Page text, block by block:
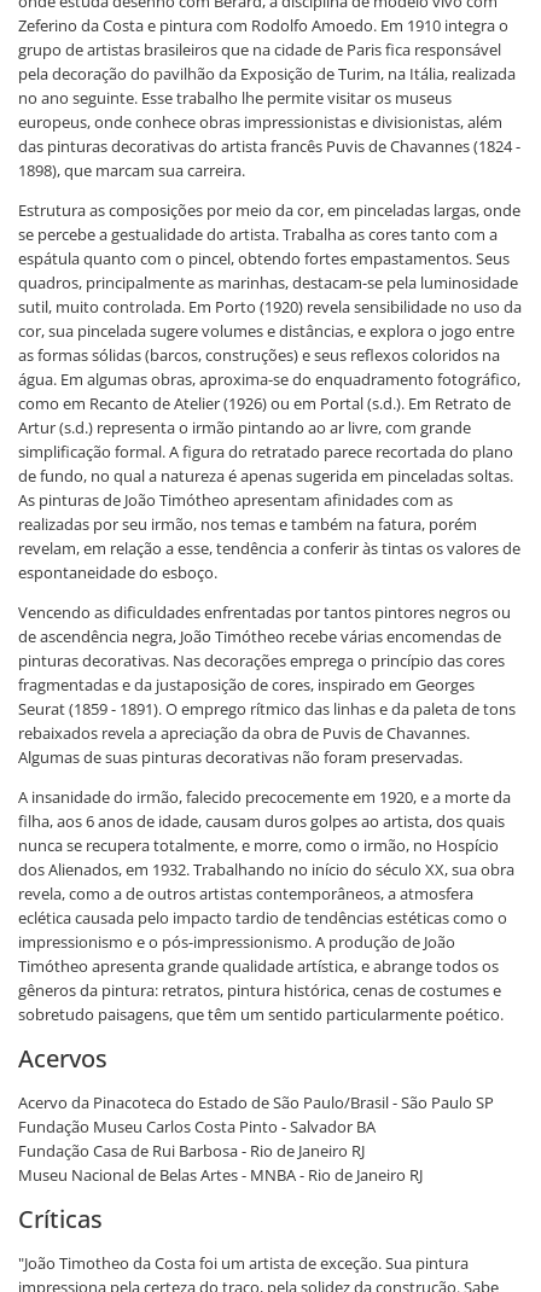
Zeferino da Costa e pintura com Rodolfo Amoedo. Em 1910 integra o
grupo de artistas brasileiros que na cidade de Paris fica responsável
pela decoração do pavilhão da Exposição de Turim, na Itália, realizada
no ano seguinte. Esse trabalho lhe permite visitar os museus
europeus, onde conhece obras impressionistas e divisionistas, além
das pinturas decorativas do artista francês Puvis de Chavannes (1824 -
1898), que marcam sua carreira.
Estrutura as composições por meio da cor, em pinceladas largas, onde
se percebe a gestualidade do artista. Trabalha as cores tanto com a
espátula quanto com o pincel, obtendo fortes empastamentos. Seus
quadros, principalmente as marinhas, destacam-se pela luminosidade
sutil, muito controlada. Em Porto (1920) revela sensibilidade no uso da
cor, sua pincelada sugere volumes e distâncias, e explora o jogo entre
as formas sólidas (barcos, construções) e seus reflexos coloridos na
água. Em algumas obras, aproxima-se do enquadramento fotográfico,
como em Recanto de Atelier (1926) ou em Portal (s.d.). Em Retrato de
Artur (s.d.) representa o irmão pintando ao ar livre, com grande
simplificação formal. A figura do retratado parece recortada do plano
de fundo, no qual a natureza é apenas sugerida em pinceladas soltas.
As pinturas de João Timótheo apresentam afinidades com as
realizadas por seu irmão, nos temas e também na fatura, porém
revelam, em relação a esse, tendência a conferir às tintas os valores de
espontaneidade do esboço.
Vencendo as dificuldades enfrentadas por tantos pintores negros ou
de ascendência negra, João Timótheo recebe várias encomendas de
pinturas decorativas. Nas decorações emprega o princípio das cores
fragmentadas e da justaposição de cores, inspirado em Georges
Seurat (1859 - 1891). O emprego rítmico das linhas e da paleta de tons
rebaixados revela a apreciação da obra de Puvis de Chavannes.
Algumas de suas pinturas decorativas não foram preservadas.
A insanidade do irmão, falecido precocemente em 1920, e a morte da
filha, aos 6 anos de idade, causam duros golpes ao artista, dos quais
nunca se recupera totalmente, e morre, como o irmão, no Hospício
dos Alienados, em 1932. Trabalhando no início do século XX, sua obra
revela, como a de outros artistas contemporâneos, a atmosfera
eclética causada pelo impacto tardio de tendências estéticas como o
impressionismo e o pós-impressionismo. A produção de João
Timótheo apresenta grande qualidade artística, e abrange todos os
gêneros da pintura: retratos, pintura histórica, cenas de costumes e
sobretudo paisagens, que têm um sentido particularmente poético.
Acervos
Acervo da Pinacoteca do Estado de São Paulo/Brasil - São Paulo SP
Fundação Museu Carlos Costa Pinto - Salvador BA
Fundação Casa de Rui Barbosa - Rio de Janeiro RJ
Museu Nacional de Belas Artes - MNBA - Rio de Janeiro RJ
Críticas
"João Timotheo da Costa foi um artista de exceção. Sua pintura
impressiona pela certeza do traço, pela solidez da construção. Sabe